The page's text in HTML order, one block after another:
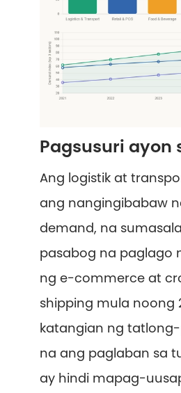
Pagsusuri ayon
Ang logistik at
ang nangingibabaw
demand, na
pasabog na paglago
ng e-commerce at
shipping mula noong
katangian ng
na ang paglaban sa
ay hindi mapag-